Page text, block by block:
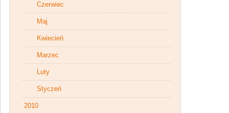
Czerwiec
Maj
Kwiecień
Marzec
Luty
Styczeń
2010